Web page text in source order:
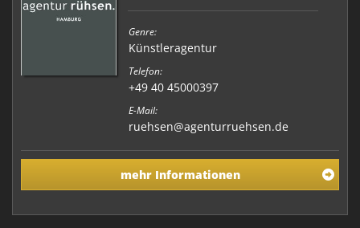
Genre:
Künstleragentur
Telefon:
+49 40 45000397
E-Mail:
ruehsen@agenturruehsen.de
mehr Informationen